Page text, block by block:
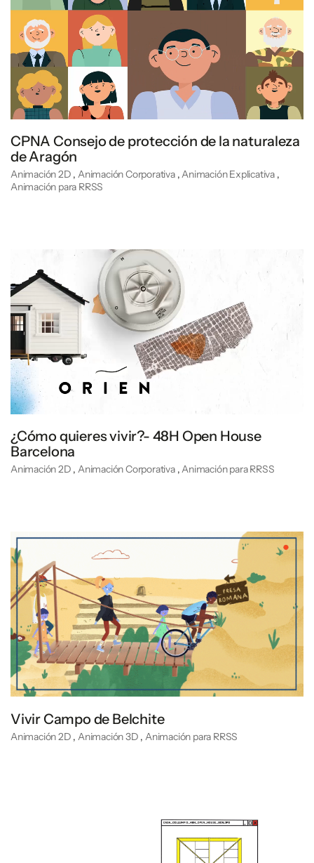
CPNA Consejo de protección de la naturaleza
de Aragón
Animación 2D ,Animación Corporativa ,Animación Explicativa ,
Animación para RRSS
¿Cómo quieres vivir?- 48H Open House
Barcelona
Animación 2D ,Animación Corporativa ,Animación para RRSS
Vivir Campo de Belchite
Animación 2D , Animación 3D , Animación para RRSS